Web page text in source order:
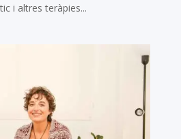
i altres teràpies...